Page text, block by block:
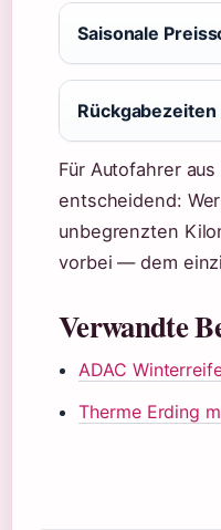
Saisonale
Rückgabezeiten
Für Autofahrer
entscheidend:
unbegrenzten
vorbei — dem
Verwandte
ADAC
Therme Erding